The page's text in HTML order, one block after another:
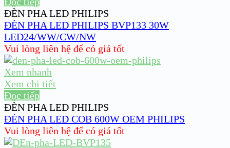
ĐÈN PHA LED PHILIPS
ĐÈN PHA LED PHILIPS BVP133 30W
LED24/WW/CW/NW
Vui lòng liên hệ để có giá tốt
Xem nhanh
Xem chi tiết
Đọc tiếp
ĐÈN PHA LED PHILIPS
ĐÈN PHA LED COB 600W OEM PHILIPS
Vui lòng liên hệ để có giá tốt